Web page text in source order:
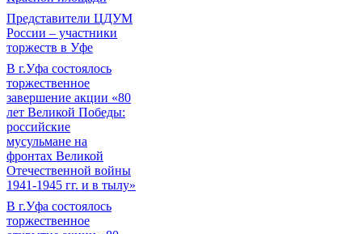
Представители ЦДУМ
России – участники
торжеств в Уфе
В г.Уфа состоялось
торжественное
завершение акции «80
лет Великой Победы:
российские
мусульмане на
фронтах Великой
Отечественной войны
1941-1945 гг. и в тылу»
В г.Уфа состоялось
торжественное